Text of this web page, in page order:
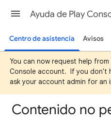
Ayuda de Play
Centro de asistencia Avisos
You can now request help
Console account. If you don't
ask your account admin for an
Contenido no